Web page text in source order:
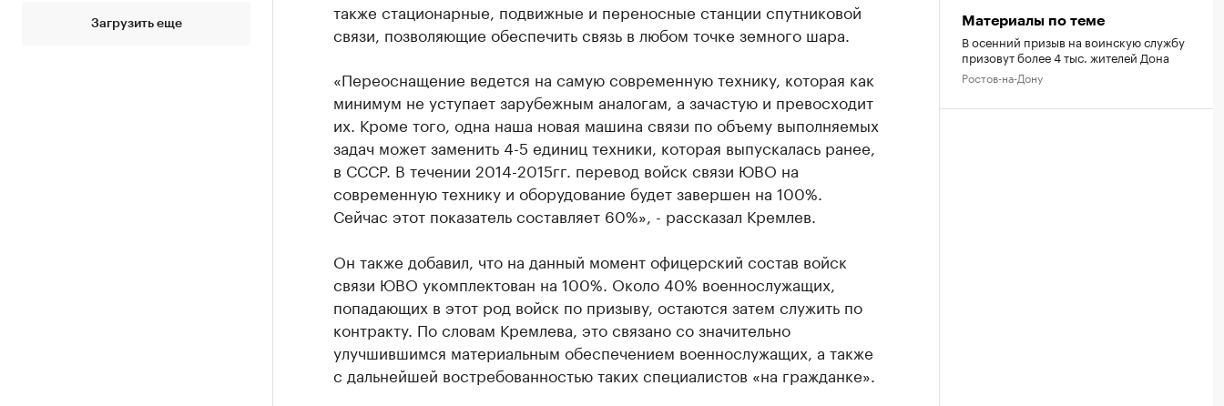
Загрузить еще
также стационарные, подвижные и переносные станции спутниковой
связи, позволяющие обеспечить связь в любом точке земного шара.
«Переоснащение ведется на самую современную технику, которая как
минимум не уступает зарубежным аналогам, а зачастую и превосходит
их. Кроме того, одна наша новая машина связи по объему выполняемых
задач может заменить 4-5 единиц техники, которая выпускалась ранее,
в СССР. В течении 2014-2015гг. перевод войск связи ЮВО на
современную технику и оборудование будет завершен на 100%.
Сейчас этот показатель составляет 60%», - рассказал Кремлев.
Он также добавил, что на данный момент офицерский состав войск
связи ЮВО укомплектован на 100%. Около 40% военнослужащих,
попадающих в этот род войск по призыву, остаются затем служить по
контракту. По словам Кремлева, это связано со значительно
улучшившимся материальным обеспечением военнослужащих, а также
с дальнейшей востребованностью таких специалистов «на гражданке».
Материалы по теме
В осенний призыв на воинскую службу
призовут более 4 тыс. жителей Дона
Ростов-на-Дону